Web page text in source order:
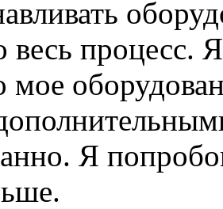
весь процесс.
Я